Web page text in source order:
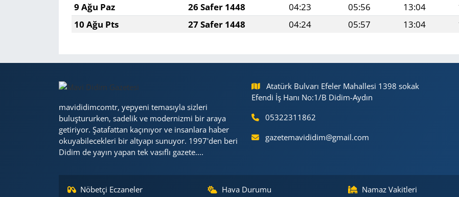
9 Ağu Paz
26 Safer 1448 04:23 05:56 13:04
10 Ağu Pts
27 Safer 1448 04:24 05:57 13:04
mavididimcomtr, yepyeni temasıyla sizleri
buluştururken, sadelik ve modernizmi bir araya
getiriyor. Şatafattan kaçınıyor ve insanlara haber
okuyabilecekleri bir altyapı sunuyor. 1997'den beri
Didim de yayın yapan tek vasıflı gazete....
Atatürk Bulvarı Efeler Mahallesi 1398 sokak
Efendi İş Hanı No:1/B Didim-Aydın
05322311862
gazetemavididim@gmail.com
Nöbetçi Eczaneler Hava Durumu Namaz Vakitleri